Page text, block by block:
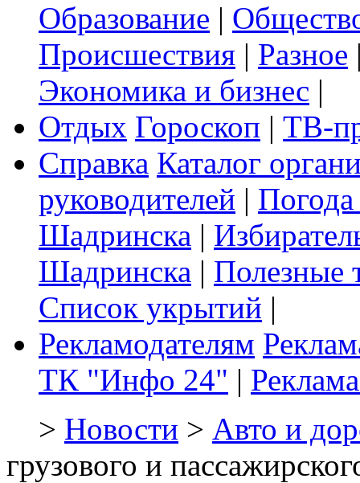
Образование |
Происшествия | Разное
Экономика и бизнес |
Отдых Гороскоп | ТВ-
Справка Каталог
руководителей |
Шадринска |
Шадринска | Полезные
Список укрытий |
Рекламодателям
ТК "Инфо 24" |
> Новости > Авто и
грузового и